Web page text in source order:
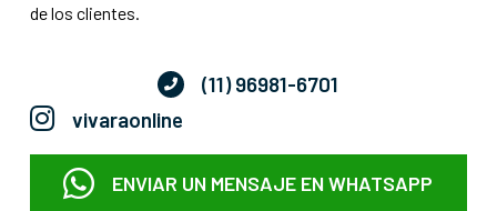
de los clientes.
(11) 96981-6701
vivaraonline
ENVIAR UN MENSAJE EN WHATSAPP